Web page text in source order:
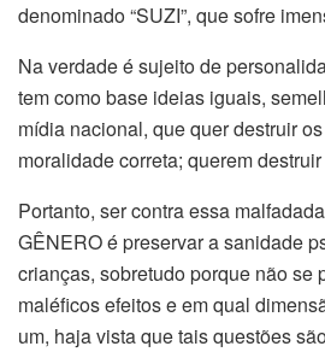
denominado “SUZI”, que sofre
Na verdade é sujeito de
tem como base ideias iguais,
mídia nacional, que quer destruir
moralidade correta; querem
Portanto, ser contra essa
GÊNERO é preservar a sanidade
crianças, sobretudo porque não se
maléficos efeitos e em qual
um, haja vista que tais questões